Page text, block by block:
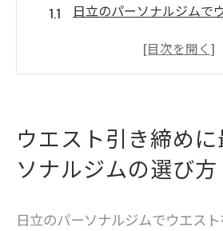
日立のパーソナルジムで
安いジムとパーソナルジ
き締めを実現
日立のパーソナルジム選
24時間営業ジムとパーソ
ウエスト引き締め
ソナルジムの選び方
日立のパーソナルジムでウエス